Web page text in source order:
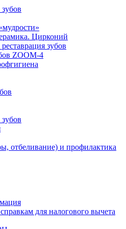
Цирконий
зубов
ZOOM-4
отбеливание) и профилактика
для налогового вычета